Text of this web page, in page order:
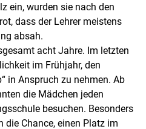
ein, wurden sie nach den
dass der Lehrer meistens
absah.
acht Jahre. Im letzten
im Frühjahr, den
in An­spruch zu nehmen. Ab
die Mäd­chen jeden
besuchen. Besonders
die Chance, einen Platz im